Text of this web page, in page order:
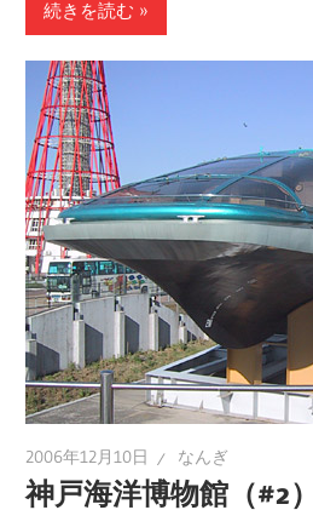
続きを読む
2006年12月10日 なんぎ
神戸海洋博物館（#2）